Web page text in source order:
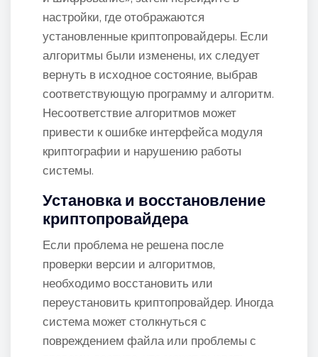
настройки, где отображаются
установленные криптопровайдеры. Если
алгоритмы были изменены, их следует
вернуть в исходное состояние, выбрав
соответствующую программу и алгоритм.
Несоответствие алгоритмов может
привести к ошибке интерфейса модуля
криптографии и нарушению работы
системы.
Установка и восстановление
криптопровайдера
Если проблема не решена после
проверки версии и алгоритмов,
необходимо восстановить или
переустановить криптопровайдер. Иногда
система может столкнуться с
повреждением файла или проблемы с